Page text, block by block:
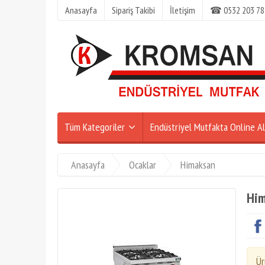
Anasayfa Sipariş Takibi İletişim ☎ 0532 203
Tüm Kategoriler Endüstriyel Mutfakta Online
Anasayfa Ocaklar Himaksan